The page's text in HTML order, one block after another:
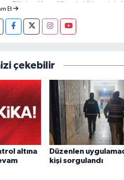
Bilimi ve Kamu Yönetimi öğrencisi
Et
çekebilir
altına
Düzenlen
kişi sorgulandı